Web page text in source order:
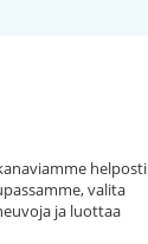
helposti
valita
ja luottaa